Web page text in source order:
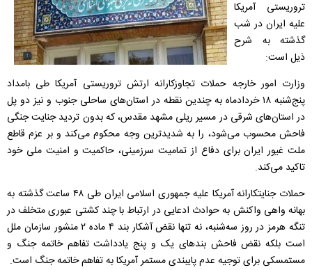
تروریستی آمریکا
علیه ایران در شب
گذشته به شرح
ذیل است:
وزارت امور خارجه حملات تجاوزکارانه ارتش تروریستی آمریکا طی بامداد
پنج‌شنبه ۱۸ خردادماه به چندین نقطه در استان‌های ساحلی جنوب و نیز دو پل
در استان‌های شرقی در مسیر ریلی مشهد مقدس، که بدون تردید جنایت جنگی
فاحش محسوب می‌شود، را به شدیدترین وجه محکوم می‌کند و بر عزم قاطع
ملت غیور ایران برای دفاع از تمامیت سرزمینی، حاکمیت و امنیت ملی خود
تاکید می‌کند.
حملات جنایتکارانه آمریکا علیه جمهوری اسلامی ایران طی ۴۸ ساعت گذشته به
بهانه واهی واکنش به حوادث ادعایی در ارتباط با چند کشتی عبوری متخلف در
تنگه هرمز در روز سه‌شنبه، نه تنها نقض آشکار بند ۴ ماده ۲ منشور سازمان ملل
است بلکه نقض فاحش بندهای یک و پنج یادداشت تفاهم خاتمه جنگ و
مستمسکی برای توجیه عدم پایبندی مستمر آمریکا به تفاهم خاتمه جنگ است.